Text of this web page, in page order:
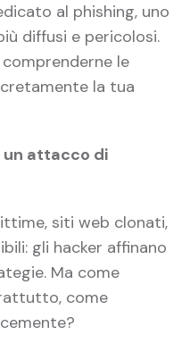
al phishing, uno
diffusi e pericolosi.
le
la tua
un attacco di
siti web clonati,
gli hacker affinano
Ma come
come